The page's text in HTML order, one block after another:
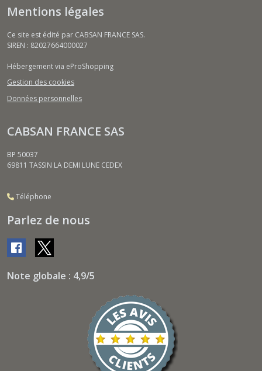
Mentions légales
Ce site est édité par CABSAN FRANCE SAS.
SIREN : 82027664000027
Hébergement via eProShopping
Gestion des cookies
Données personnelles
CABSAN FRANCE SAS
BP 50037
69811 TASSIN LA DEMI LUNE CEDEX
Téléphone
Parlez de nous
Note globale : 4,9/5